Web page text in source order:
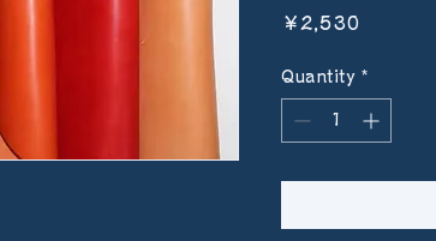
￥2,530Price
Quantity *